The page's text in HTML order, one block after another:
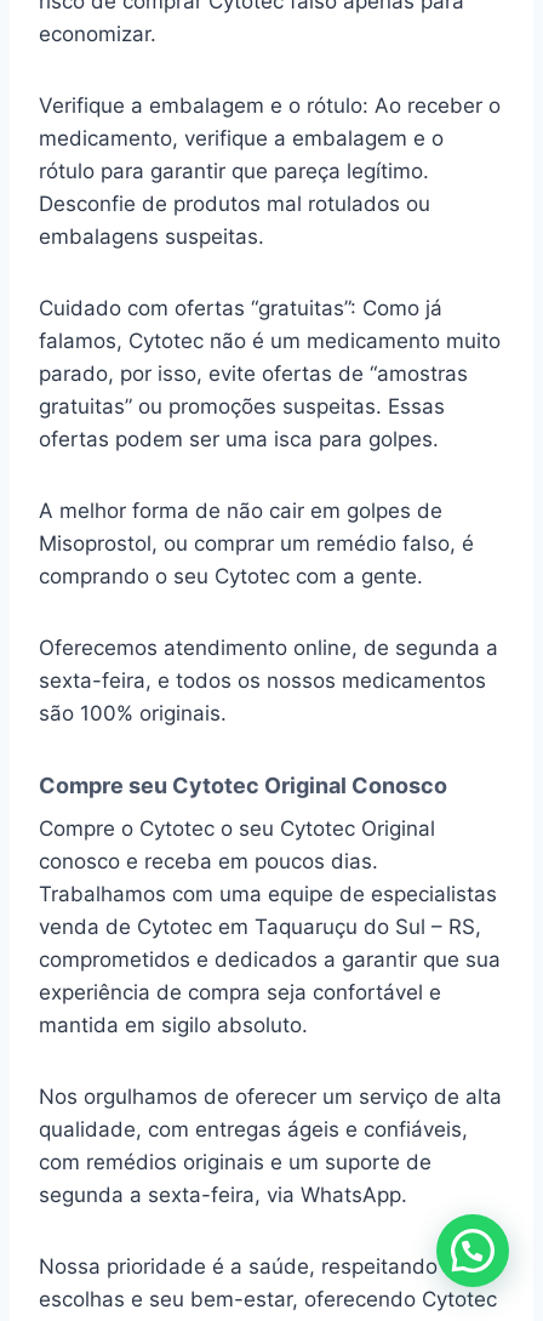
economizar.
Verifique a embalagem e o rótulo: Ao receber o
medicamento, verifique a embalagem e o
rótulo para garantir que pareça legítimo.
Desconfie de produtos mal rotulados ou
embalagens suspeitas.
Cuidado com ofertas “gratuitas”: Como já
falamos, Cytotec não é um medicamento muito
parado, por isso, evite ofertas de “amostras
gratuitas” ou promoções suspeitas. Essas
ofertas podem ser uma isca para golpes.
A melhor forma de não cair em golpes de
Misoprostol, ou comprar um remédio falso, é
comprando o seu Cytotec com a gente.
Oferecemos atendimento online, de segunda a
sexta-feira, e todos os nossos medicamentos
são 100% originais.
Compre seu Cytotec Original Conosco
Compre o Cytotec o seu Cytotec Original
conosco e receba em poucos dias.
Trabalhamos com uma equipe de especialistas
venda de Cytotec em Taquaruçu do Sul – RS,
comprometidos e dedicados a garantir que sua
experiência de compra seja confortável e
mantida em sigilo absoluto.
Nos orgulhamos de oferecer um serviço de alta
qualidade, com entregas ágeis e confiáveis,
com remédios originais e um suporte de
segunda a sexta-feira, via WhatsApp.
Nossa prioridade é a saúde, respeitando suas
escolhas e seu bem-estar, oferecendo Cytotec